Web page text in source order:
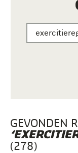
GEVONDEN
(278)